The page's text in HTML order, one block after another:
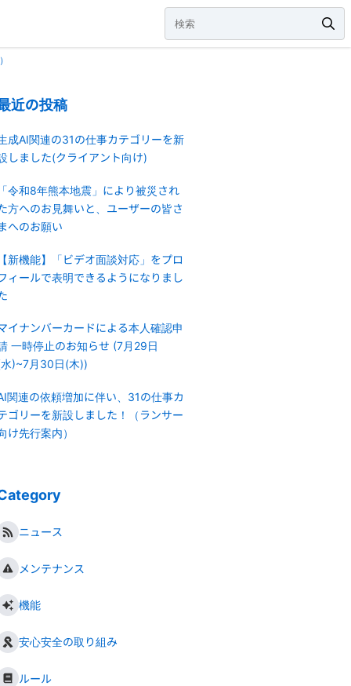
近の投稿
成AI関連の31の仕事カテゴリーを新
しました(クライアント向け)
令和8年熊本地震」により被災され
方へのお見舞いと、ユーザーの皆さ
へのお願い
新機能】「ビデオ面談対応」をプロ
ィールで表明できるようになりまし
イナンバーカードによる本人確認申
一時停止のお知らせ (7月29日
)~7月30日(木))
関連の依頼増加に伴い、31の仕事カ
ゴリーを新設しました！（ランサー
け先行案内）
ニュース
メンテナンス
機能
安心安全の取り組み
ルール